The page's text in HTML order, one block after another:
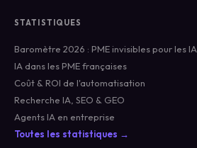
STATISTIQUES
Baromètre 2026 : PME invisibles pour les IA
IA dans les PME françaises
Coût & ROI de l'automatisation
Recherche IA, SEO & GEO
Agents IA en entreprise
Toutes les statistiques →